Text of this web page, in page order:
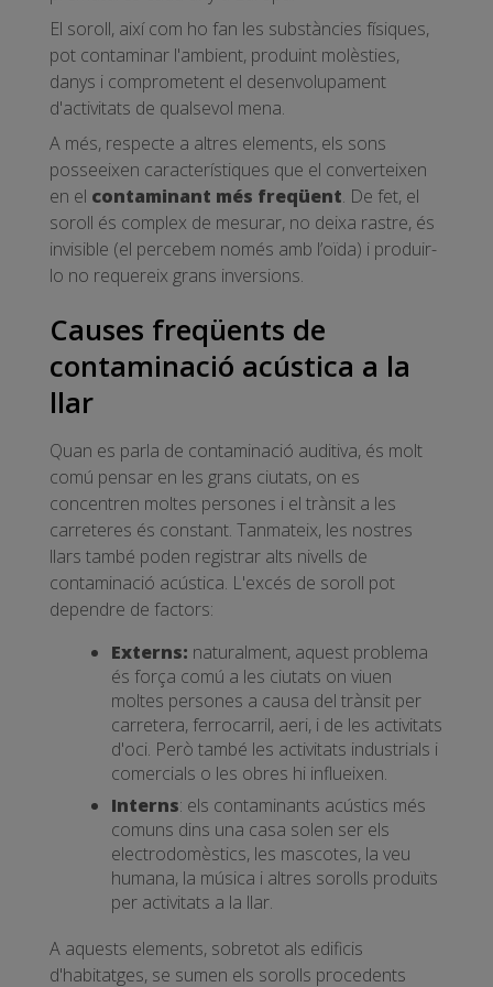
El soroll, així com ho fan les substàncies físiques,
pot contaminar l'ambient, produint molèsties,
danys i comprometent el desenvolupament
d'activitats de qualsevol mena.
A més, respecte a altres elements, els sons
posseeixen característiques que el converteixen
en el contaminant més freqüent. De fet, el
soroll és complex de mesurar, no deixa rastre, és
invisible (el percebem només amb l’oïda) i produir-
lo no requereix grans inversions.
Causes freqüents de
contaminació acústica a la
llar
Quan es parla de contaminació auditiva, és molt
comú pensar en les grans ciutats, on es
concentren moltes persones i el trànsit a les
carreteres és constant. Tanmateix, les nostres
llars també poden registrar alts nivells de
contaminació acústica. L'excés de soroll pot
dependre de factors:
Externs: naturalment, aquest problema
és força comú a les ciutats on viuen
moltes persones a causa del trànsit per
carretera, ferrocarril, aeri, i de les activitats
d'oci. Però també les activitats industrials i
comercials o les obres hi influeixen.
Interns: els contaminants acústics més
comuns dins una casa solen ser els
electrodomèstics, les mascotes, la veu
humana, la música i altres sorolls produïts
per activitats a la llar.
A aquests elements, sobretot als edificis
d'habitatges, se sumen els sorolls procedents